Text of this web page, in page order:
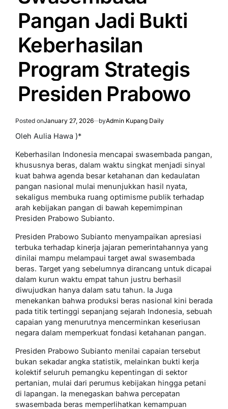
Pangan Jadi Bukti
Keberhasilan
Program Strategis
Presiden Prabowo
Posted onJanuary 27, 2026 byAdmin Kupang Daily
Oleh Aulia Hawa )*
Keberhasilan Indonesia mencapai swasembada pangan,
khususnya beras, dalam waktu singkat menjadi sinyal
kuat bahwa agenda besar ketahanan dan kedaulatan
pangan nasional mulai menunjukkan hasil nyata,
sekaligus membuka ruang optimisme publik terhadap
arah kebijakan pangan di bawah kepemimpinan
Presiden Prabowo Subianto.
Presiden Prabowo Subianto menyampaikan apresiasi
terbuka terhadap kinerja jajaran pemerintahannya yang
dinilai mampu melampaui target awal swasembada
beras. Target yang sebelumnya dirancang untuk dicapai
dalam kurun waktu empat tahun justru berhasil
diwujudkan hanya dalam satu tahun. Ia Juga
menekankan bahwa produksi beras nasional kini berada
pada titik tertinggi sepanjang sejarah Indonesia, sebuah
capaian yang menurutnya mencerminkan keseriusan
negara dalam memperkuat fondasi ketahanan pangan.
Presiden Prabowo Subianto menilai capaian tersebut
bukan sekadar angka statistik, melainkan bukti kerja
kolektif seluruh pemangku kepentingan di sektor
pertanian, mulai dari perumus kebijakan hingga petani
di lapangan. Ia menegaskan bahwa percepatan
swasembada beras memperlihatkan kemampuan